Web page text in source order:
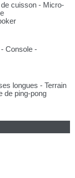
cuisson - Micro-
Console -
longues - Terrain
de ping-pong